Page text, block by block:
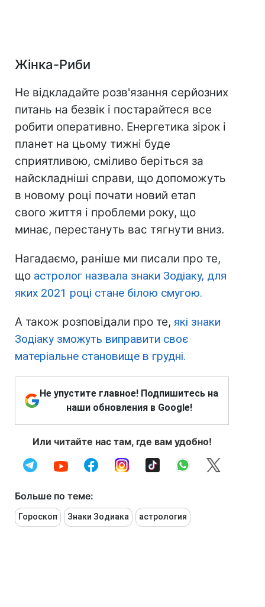
Жінка-Риби
Не відкладайте розв'язання серйозних
питань на безвік і постарайтеся все
робити оперативно. Енергетика зірок і
планет на цьому тижні буде
сприятливою, сміливо беріться за
найскладніші справи, що допоможуть
в новому році почати новий етап
свого життя і проблеми року, що
минає, перестануть вас тягнути вниз.
Нагадаємо, раніше ми писали про те,
що астролог назвала знаки Зодіаку, для
яких 2021 році стане білою смугою.
А також розповідали про те, які знаки
Зодіаку зможуть виправити своє
матеріальне становище в грудні.
Не упустите главное! Подпишитесь на
наши обновления в Google!
Или читайте нас там, где вам удобно!
Больше по теме:
Гороскоп Знаки Зодиака астрология